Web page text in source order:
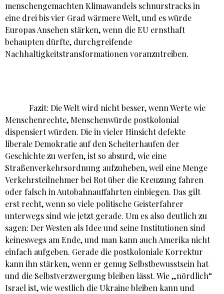
menschengemachten Klimawandels schnurstracks in
eine drei bis vier Grad wärmere Welt, und es würde
Europas Ansehen stärken, wenn die EU ernsthaft
behaupten dürfte, durchgreifende
Nachhaltigkeitstransformationen voranzutreiben.
Fazit: Die Welt wird nicht besser, wenn Werte wie
Menschenrechte, Menschenwürde postkolonial
dispensiert würden. Die in vieler Hinsicht defekte
liberale Demokratie auf den Scheiterhaufen der
Geschichte zu werfen, ist so absurd, wie eine
Straßenverkehrsordnung aufzuheben, weil eine Menge
Verkehrsteilnehmer bei Rot über die Kreuzung fahren
oder falsch in Autobahnauffahrten einbiegen. Das gilt
erst recht, wenn so viele politische Geisterfahrer
unterwegs sind wie jetzt gerade. Um es also deutlich zu
sagen: Der Westen als Idee und seine Institutionen sind
keineswegs am Ende, und man kann auch Amerika nicht
einfach aufgeben. Gerade die postkoloniale Korrektur
kann ihn stärken, wenn er genug Selbstbewusstsein hat
und die Selbstverzwergung bleiben lässt. Wie „nördlich“
Israel ist, wie westlich die Ukraine bleiben kann und